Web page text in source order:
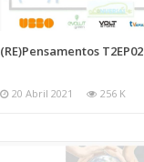
(RE)Pensamentos T2EP02
20 Abril 2021 256 K